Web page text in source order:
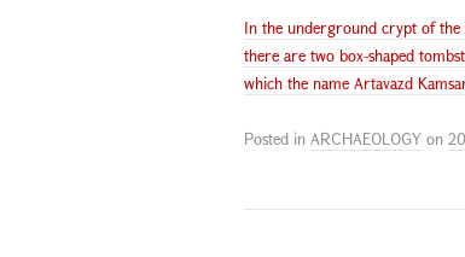
In the underground crypt of the
there are two box-shaped
which the name Artavazd
Posted in ARCHAEOLOGY on